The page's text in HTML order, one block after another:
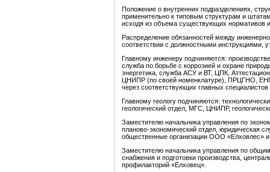
Положение о внутренних подразделениях,
применительно к типовым структурам и
исходя из объема существующих нормативов
Распределение обязанностей между
соответствии с должностными инструкциями,
Главному инженеру подчиняются:
служба по борьбе с коррозией и охране
энергетика, служба АСУ и ВТ, ЦПК,
ЦНИПР (по своей номенклатуре), ПРЦГНО,
через соответствующих главных
Главному геологу подчиняются:
геологический отдел, МГС, ЦНИПР,
Заместителю начальника управления по
планово-экономический отдел, юридическая
общественные организации ООО «Елховлес»
Заместителю начальника управления по
снабжения и подготовки производства,
профилакторий «Елховец».